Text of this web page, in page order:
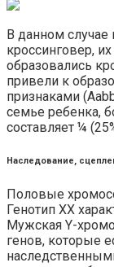
В данном
кроссинговер,
образовались
привели к
признаками
семье ребенка,
составляет ¼
Наследование,
Половые
Генотип XX
Мужская Y-
генов, которые